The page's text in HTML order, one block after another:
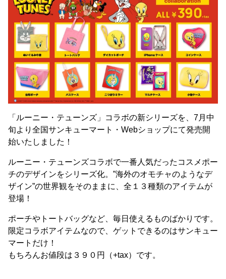
「ルーニー・テューンズ」コラボの新シリーズを、7月中
旬より全国サンキューマート・Webショップにて発売開
始いたしました！
ルーニー・テューンズコラボで一番人気だったコスメポー
チのデザインをシリーズ化。”海外のオモチャのようなデ
ザイン”の世界観をそのままに、全１３種類のアイテムが
登場！
ポーチやトートバッグなど、毎日使えるものばかりです。
限定コラボアイテムなので、ゲットできるのはサンキュー
マートだけ！
もちろんお値段は３９０円（+tax）です。